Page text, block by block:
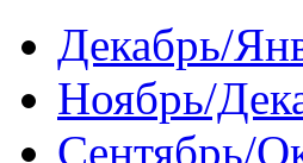
Декабрь/
Ноябрь/
Сентябрь/